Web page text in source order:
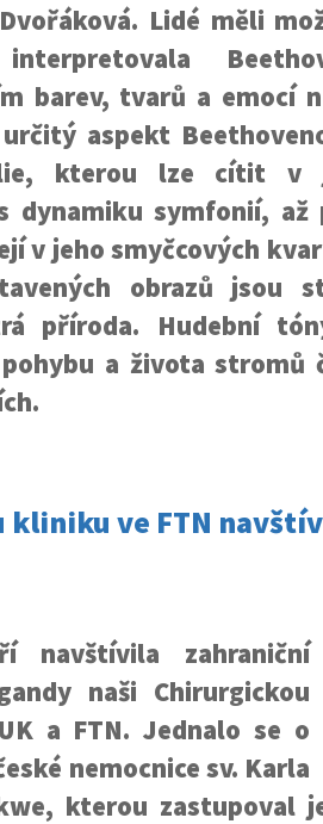
Lidé měli
barev, tvarů a emocí
aspekt
kterou lze cítit v
dynamiku symfonií,
v jeho smyčcových
obrazů jsou
příroda. Hudební
a života stromů
kliniku ve FTN
navštívila zahraniční
naši Chirurgickou
a FTN. Jednalo se o
nemocnice sv. Karla
kterou zastupoval